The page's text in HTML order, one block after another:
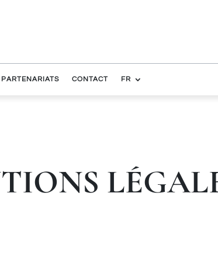
PARTENARIATS CONTACT FR